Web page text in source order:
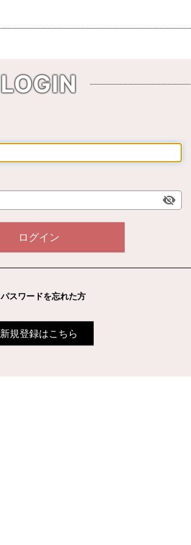
LOGIN
ログイン
パスワードを忘れた方
新規登録はこちら